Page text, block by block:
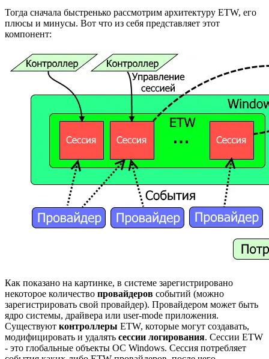
Тогда сначала быстренько рассмотрим архитектуру ETW, его
плюсы и минусы. Вот что из себя представляет этот
компонент:
Как показано на картинке, в системе зарегистрировано
некоторое количество провайдеров событий (можно
зарегистрировать свой провайдер). Провайдером может быть
ядро системы, драйвера или user-mode приложения.
Существуют контроллеры ETW, которые могут создавать,
модифицировать и удалять сессии логирования. Сессии ETW
- это глобальные объекты ОС Windows. Сессия потребляет